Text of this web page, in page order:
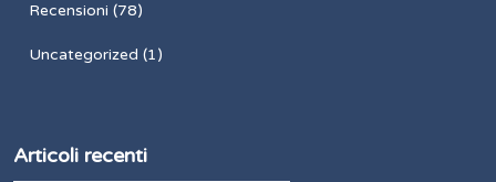
Recensioni (78)
Uncategorized (1)
Articoli recenti